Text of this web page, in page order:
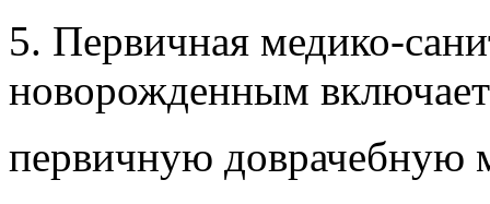
5. Первичная медико-
новорожденным
первичную доврачебную